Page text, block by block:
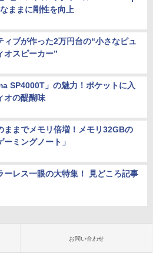
ままに剛性を向上
ィブが作った2万円台の“小さなピュ
オスピーカー”
SP4000T」の魅力！ポケットに入
オの醍醐味
ままでメモリ倍増！メモリ32GBの
ーミングノート」
ーレス一眼の大特集！ 見どころ記事
お問い合わせ